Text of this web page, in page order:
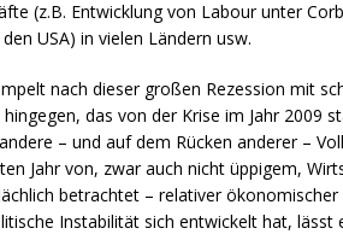
(z.B. Entwicklung von Labour unter
USA) in vielen Ländern usw.
nach dieser großen Rezession mit
das von der Krise im Jahr 2009
– und auf dem Rücken anderer –
Jahr von, zwar auch nicht üppigem,
betrachtet – relativer ökonomischer
Instabilität sich entwickelt hat, lässt